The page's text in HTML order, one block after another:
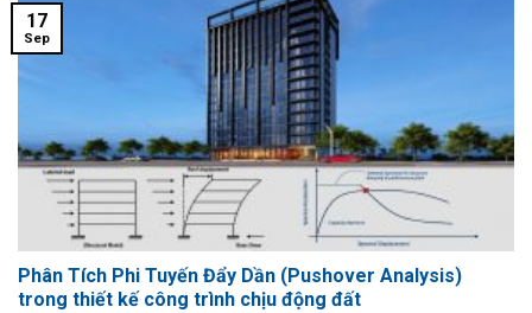
Phân Tích Phi Tuyến Đẩy Dần (Pushover Analysis)
trong thiết kế công trình chịu động đất
17
Sep